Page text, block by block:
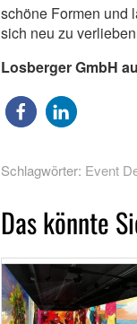
schöne Formen und
sich neu zu
Losberger GmbH
Schlagwörter: Event
Das könnte